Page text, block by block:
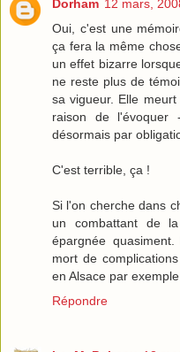
Dorham 12 mars,
Oui, c'est une
ça fera la même
un effet bizarre
ne reste plus de
sa vigueur. Elle
raison de l'évoquer
désormais par
C'est terrible, ça !
Si l'on cherche dans
un combattant de
épargnée
mort de
en Alsace par
Répondre